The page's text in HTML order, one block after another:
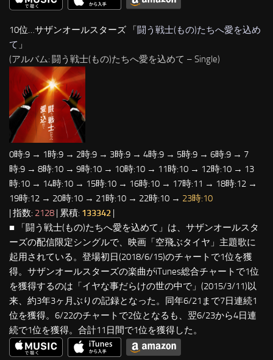
10位…サザンオールスターズ 「闘う戦士(もの)たちへ愛を込め
て 」
(アルバム: 闘う戦士(もの)たちへ愛を込めて – Single)
0時:9 → 1時:9 → 2時:9 → 3時:9 → 4時:9 → 5時:9 → 6時:9 → 7
時:9 → 8時:10 → 9時:10 → 10時:10 → 11時:10 → 12時:10 → 13
時:10 → 14時:10 → 15時:10 → 16時:10 → 17時:11 → 18時:12 →
19時:12 → 20時:10 → 21時:10 → 22時:10 → 23時:10
| 指数: 2128 | 累積: 133342 |
■ 「闘う戦士(もの)たちへ愛を込めて」は、サザンオールスタ
ーズの配信限定シングルで、映画「空飛ぶタイヤ」主題歌に
起用されている。登場初日(2018/6/15)のチャートで1位を獲
得。サザンオールスターズの楽曲がiTunes総合チャートで1位
を獲得するのは「イヤな事だらけの世の中で」(2015/3/11)以
来、約3年3ヶ月ぶりの記録となった。同年6/21まで7日連続1
位を獲得。6/22のチャートで2位となるも、翌6/23から4日連
続で1位を獲得。合計11日間で1位を獲得した。